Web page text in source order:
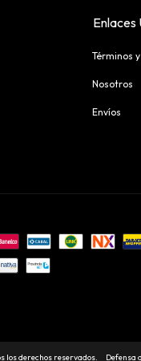
Enlaces
Términos
Nosotros
Envíos
los derechos reservados. Defensa